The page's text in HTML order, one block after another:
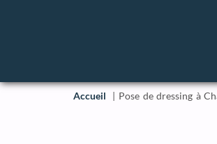
Accueil Pose de dressing à